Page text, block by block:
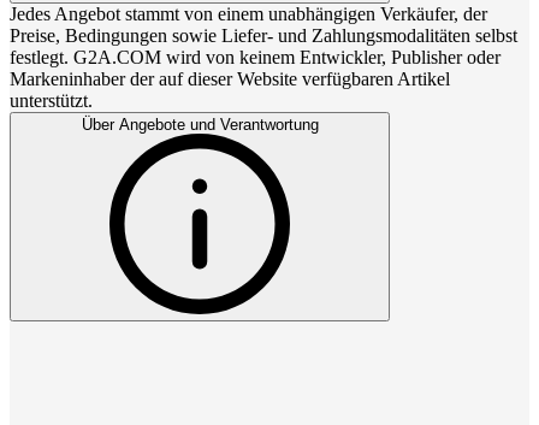
Jedes Angebot stammt von einem unabhängigen Verkäufer, der
Preise, Bedingungen sowie Liefer- und Zahlungsmodalitäten selbst
festlegt. G2A.COM wird von keinem Entwickler, Publisher oder
Markeninhaber der auf dieser Website verfügbaren Artikel
unterstützt.
Über Angebote und Verantwortung